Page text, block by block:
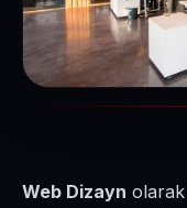
Web Dizayn olarak